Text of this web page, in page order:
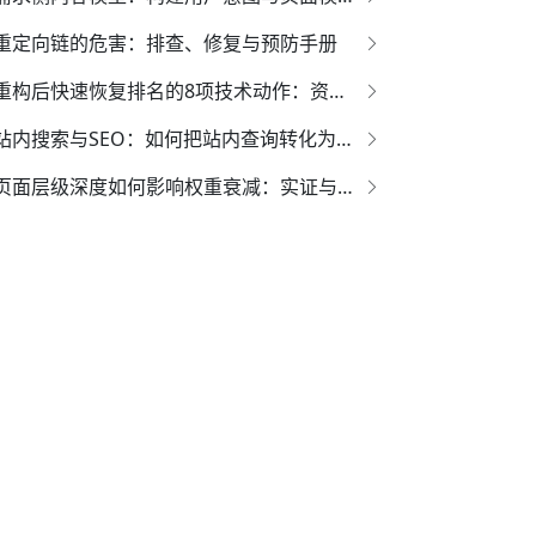
定向链的危害：排查、修复与预防手册
重构后快速恢复排名的8项技术动作：资深SEO专家的系统化指南
站内搜索与SEO：如何把站内查询转化为索引机会
页面层级深度如何影响权重衰减：实证与调优